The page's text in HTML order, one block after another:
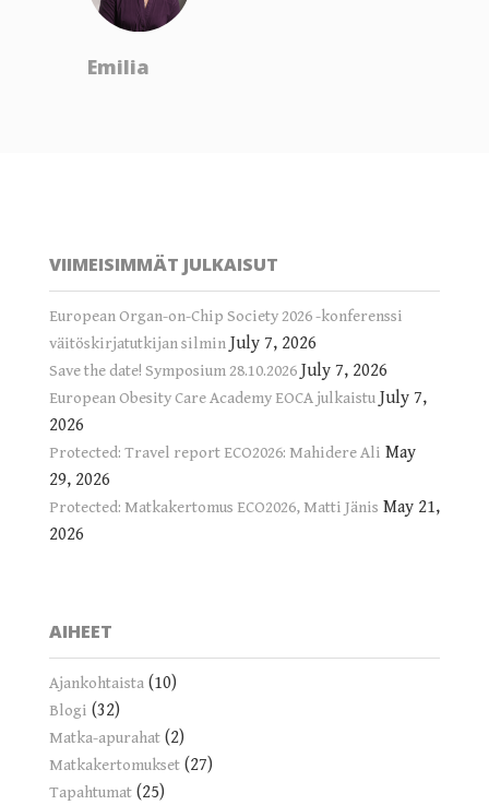
Emilia
VIIMEISIMMÄT JULKAISUT
European Organ-on-Chip Society 2026 -konferenssi
väitöskirjatutkijan silmin July 7, 2026
Save the date! Symposium 28.10.2026 July 7, 2026
European Obesity Care Academy EOCA julkaistu July 7,
2026
Protected: Travel report ECO2026: Mahidere Ali May
29, 2026
Protected: Matkakertomus ECO2026, Matti Jänis May 21,
2026
AIHEET
Ajankohtaista (10)
Blogi (32)
Matka-apurahat (2)
Matkakertomukset (27)
Tapahtumat (25)